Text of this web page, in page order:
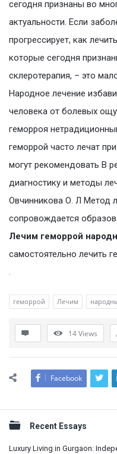
сегодня признаны во
актуальности. Если
прогрессирует, как
которые сегодня
склеротерапия, – это
Народное лечение
человека от болевых
геморроя
геморрой часто лечат
могут рекомендовать В
диагностику и методы
Овчинникова О. Л Метод
сопровождается
Лечим геморрой
самостоятельно лечить
.
геморрой Лечим
14Views
Facebook
Sidebar
Recent Essays
Luxury Living in Gurgaon: